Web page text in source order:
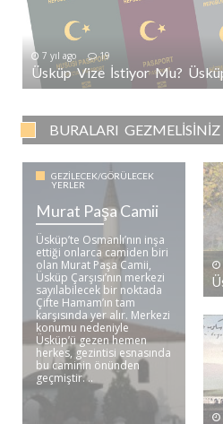
7 yıl ago 19
BURALARI GEZMELISINIZ
GEZILECEK/GÖRÜLECEK
YERLER
Murat Paşa Camii
Üsküp’te Osmanlı’nın inşa
ettiği onlarca camiden biri
olan Murat Paşa Camii,
Üsküp Çarşısı’nın merkezi
sayılabilecek bir noktada
Çifte Hamam’ın tam
karşısında yer alır. Merkezi
konumu nedeniyle
Üsküp’ü gezen hemen
herkes, gezintisi esnasında
bu caminin önünden
geçmiştir. ..